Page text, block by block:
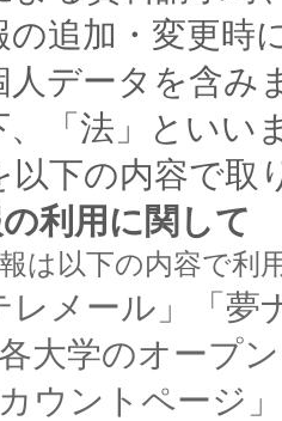
の追加・変更時
人データを含み
、「法」といい
以下の内容で取
利用に関して
は以下の内容で利
レメール」「
大学のオープ
ウントページ